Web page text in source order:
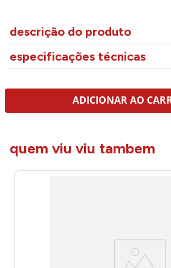
descrição do produto
especificações técnicas
ADICIONAR AO
quem viu viu tambem